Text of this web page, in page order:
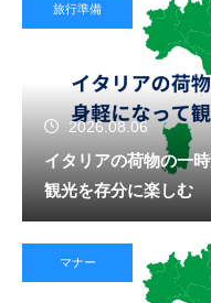
旅行準備
2026.08.06
イタリアの荷物の一
観光を存分に楽しむ
マナー